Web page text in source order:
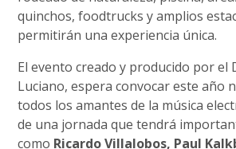
quinchos, foodtrucks y amplios
permitirán una experiencia única.
El evento creado y producido por el
Luciano, espera convocar este año
todos los amantes de la música
de una jornada que tendrá
como Ricardo Villalobos, Paul